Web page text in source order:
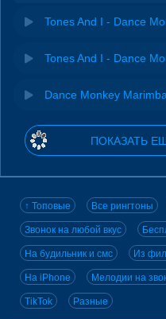
Tones And I - Dance
Tones And I - Dance
Dance Monkey Marimba
ПОКАЗАТЬ
↑ Топовые Все рингтоны
Звонок на любой вкус
На будильник и смс Из
На iPhone Мелодии на
TikTok Разные